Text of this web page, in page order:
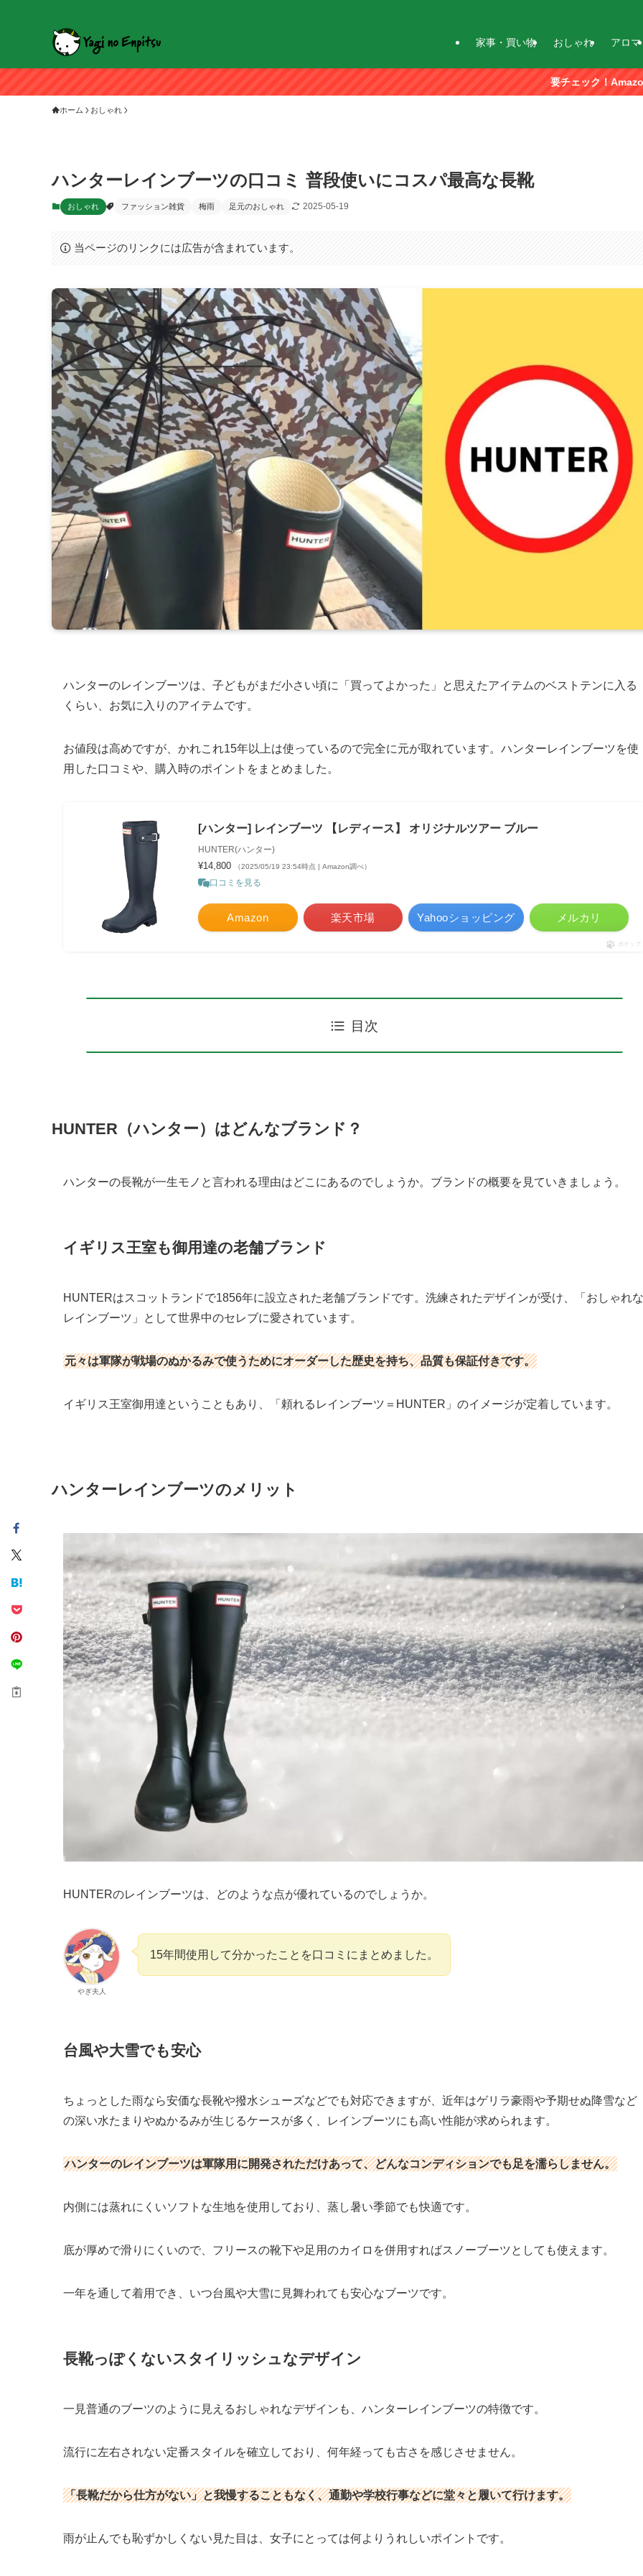
家事・買い物 おしゃれ アロマ
要チェック！Amazonストアフロント
ホーム おしゃれ
ハンターレインブーツの口コミ 普段使いにコスパ最高な長靴
おしゃれ ファッション雑貨 梅雨 足元のおしゃれ 2025-05-19
当ページのリンクには広告が含まれています。
ハンターのレインブーツは、子どもがまだ小さい頃に「買ってよかった」と思えたアイテムのベストテンに入る
くらい、お気に入りのアイテムです。
お値段は高めですが、かれこれ15年以上は使っているので完全に元が取れています。 ハンターレインブーツを使
用した口コミや、購入時のポイントをまとめました。
[ハンター] レインブーツ 【レディース】 オリジナルツアー ブルー
HUNTER(ハンター)
¥14,800 （2025/05/19 23:54時点 | Amazon調べ）
口コミを見る
Amazon 楽天市場 Yahooショッピング メルカリ
ポチップ
目次
HUNTER（ハンター）はどんなブランド？
ハンターの長靴が一生モノと言われる理由はどこにあるのでしょうか。ブランドの概要を見ていきましょう。
イギリス王室も御用達の老舗ブランド
HUNTERはスコットランドで1856年に設立された老舗ブランドです。洗練されたデザインが受け、「おしゃれな
レインブーツ」として世界中のセレブに愛されています。
元々は軍隊が戦場のぬかるみで使うためにオーダーした歴史を持ち、品質も保証付きです。
イギリス王室御用達ということもあり、「頼れるレインブーツ＝HUNTER」のイメージが定着しています。
ハンターレインブーツのメリット
HUNTERのレインブーツは、どのような点が優れているのでしょうか。
やぎ夫人
15年間使用して分かったことを口コミにまとめました。
台風や大雪でも安心
ちょっとした雨なら安価な長靴や撥水シューズなどでも対応できますが、近年はゲリラ豪雨や予期せぬ降雪など
の深い水たまりやぬかるみが生じるケースが多く、レインブーツにも高い性能が求められます。
ハンターのレインブーツは軍隊用に開発されただけあって、どんなコンディションでも足を濡らしません。
内側には蒸れにくいソフトな生地を使用しており、蒸し暑い季節でも快適です。
底が厚めで滑りにくいので、フリースの靴下や足用のカイロを併用すればスノーブーツとしても使えます。
一年を通して着用でき、いつ台風や大雪に見舞われても安心なブーツです。
長靴っぽくないスタイリッシュなデザイン
一見普通のブーツのように見えるおしゃれなデザインも、ハンターレインブーツの特徴です。
流行に左右されない定番スタイルを確立しており、何年経っても古さを感じさせません。
「長靴だから仕方がない」と我慢することもなく、通勤や学校行事などに堂々と履いて行けます。
雨が止んでも恥ずかしくない見た目は、女子にとっては何よりうれしいポイントです。